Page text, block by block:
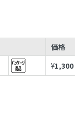
価格
¥1,300